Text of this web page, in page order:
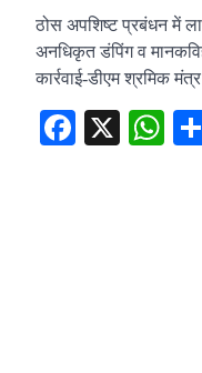
ठोस अपशिष्ट प्रबंधन में
अनधिकृत डंपिंग व
कार्रवाई-डीएम श्रमिक
Facebook
X